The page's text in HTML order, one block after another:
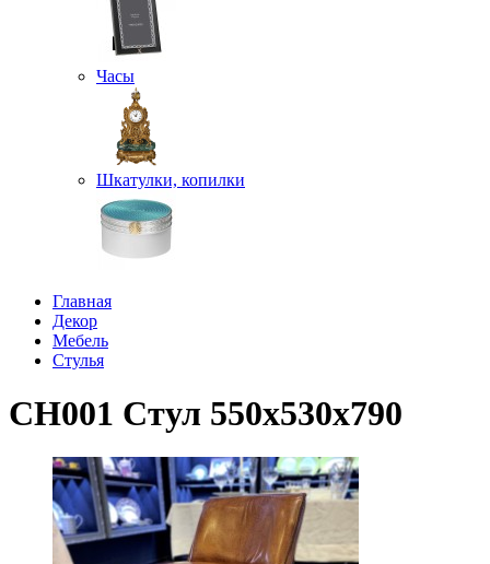
Часы
Шкатулки, копилки
Главная
Декор
Мебель
Стулья
CH001 Стул 550х530х790